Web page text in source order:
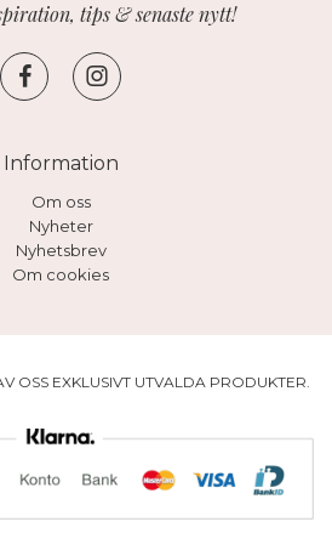
tips & senaste nytt!
Information
Om oss
Nyheter
Nyhetsbrev
Om cookies
OSS EXKLUSIVT UTVALDA PRODUKTER.